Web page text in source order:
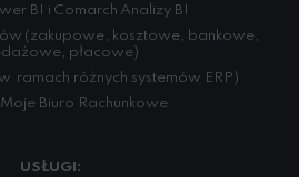
BI i Comarch Analizy BI
(zakupowe, kosztowe, bankowe,
płacowe)
ramach różnych systemów ERP)
Biuro Rachunkowe
USŁUGI: